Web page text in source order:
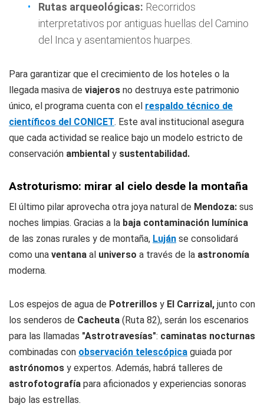
Rutas arqueológicas: Recorridos
interpretativos por antiguas huellas del Camino
del Inca y asentamientos huarpes.
Para garantizar que el crecimiento de los hoteles o la
llegada masiva de viajeros no destruya este patrimonio
único, el programa cuenta con el respaldo técnico de
científicos del CONICET. Este aval institucional asegura
que cada actividad se realice bajo un modelo estricto de
conservación ambiental y sustentabilidad.
Astroturismo: mirar al cielo desde la montaña
El último pilar aprovecha otra joya natural de Mendoza: sus
noches limpias. Gracias a la baja contaminación lumínica
de las zonas rurales y de montaña, Luján se consolidará
como una ventana al universo a través de la astronomía
moderna.
Los espejos de agua de Potrerillos y El Carrizal, junto con
los senderos de Cacheuta (Ruta 82), serán los escenarios
para las llamadas "Astrotravesías": caminatas nocturnas
combinadas con observación telescópica guiada por
astrónomos y expertos. Además, habrá talleres de
astrofotografía para aficionados y experiencias sonoras
bajo las estrellas.